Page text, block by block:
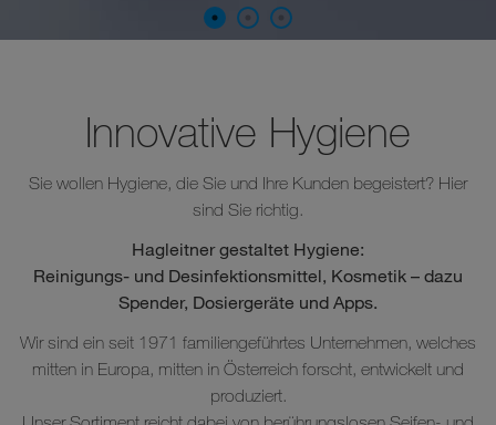
Innovative Hygiene
Sie wollen Hygiene, die Sie und Ihre Kunden begeistert? Hier
sind Sie richtig.
Hagleitner gestaltet Hygiene:
Reinigungs- und Desinfektionsmittel, Kosmetik – dazu
Spender, Dosiergeräte und Apps.
Wir sind ein seit 1971 familiengeführtes Unternehmen, welches
mitten in Europa, mitten in Österreich forscht, entwickelt und
produziert.